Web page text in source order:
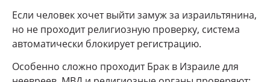
Если человек хочет выйти замуж за израильтянина,
но не проходит религиозную проверку, система
автоматически блокирует регистрацию.
Особенно сложно проходит Брак в Израиле для